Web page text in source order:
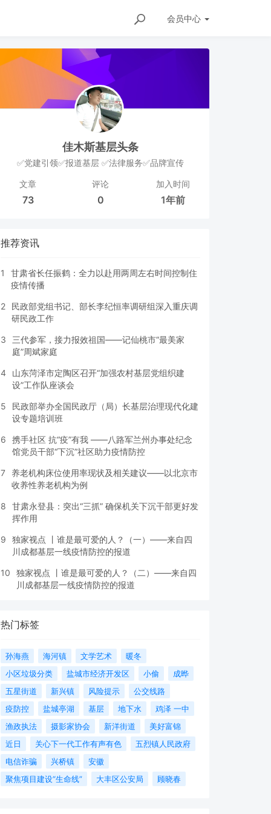
会员中心
佳木斯基层头条
✅党建引领✅报道基层 ✅法律服务✅品牌宣传
文章
73
评论
0
加入时间
1年前
推荐资讯
1
甘肃省长任振鹤：全力以赴用两周左右时间控制住
疫情传播
2
民政部党组书记、部长李纪恒率调研组深入重庆调
研民政工作
3
三代参军，接力报效祖国——记仙桃市“最美家
庭”周斌家庭
4
山东菏泽市定陶区召开“加强农村基层党组织建
设”工作队座谈会
5
民政部举办全国民政厅（局）长基层治理现代化建
设专题培训班
6
携手社区 抗“疫”有我 ——八路军兰州办事处纪念
馆党员干部“下沉”社区助力疫情防控
7
养老机构床位使用率现状及相关建议——以北京市
收养性养老机构为例
8
甘肃永登县：突出“三抓” 确保机关下沉干部更好发
挥作用
9
独家视点 丨谁是最可爱的人？（一）——来自四
川成都基层一线疫情防控的报道
10
独家视点 丨谁是最可爱的人？（二）——来自四
川成都基层一线疫情防控的报道
热门标签
孙海燕 海河镇 文学艺术
暖冬
小区垃圾分类
盐城市经济开发区 小偷
成晔
五星街道
新兴镇 风险提示
公交线路
疫防控
盐城亭湖 基层 地下水
鸡泽 一中
渔政执法
摄影家协会 新洋街道
美好富锦
近日
关心下一代工作有声有色
五烈镇人民政府
电信诈骗
兴桥镇
安徽
聚焦项目建设“生命线”
大丰区公安局 顾晓春